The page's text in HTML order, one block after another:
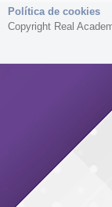
Política de cookies
Copyright Real